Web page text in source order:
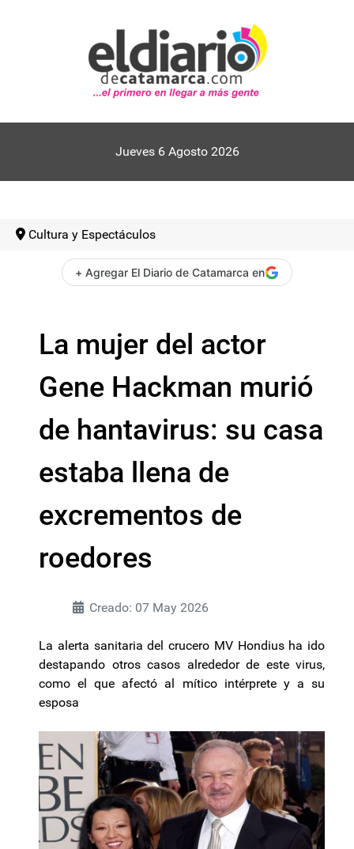
Jueves 6 Agosto 2026
Cultura y Espectáculos
+ Agregar El Diario de Catamarca en
La mujer del actor
Gene Hackman murió
de hantavirus: su casa
estaba llena de
excrementos de
roedores
Creado: 07 May 2026
La alerta sanitaria del crucero MV Hondius ha ido
destapando otros casos alrededor de este virus,
como el que afectó al mítico intérprete y a su
esposa